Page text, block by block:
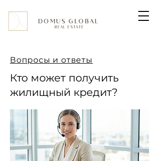
DOMUS GLOBAL
REAL ESTATE
Вопросы и ответы
Кто может получить
жилищный кредит?